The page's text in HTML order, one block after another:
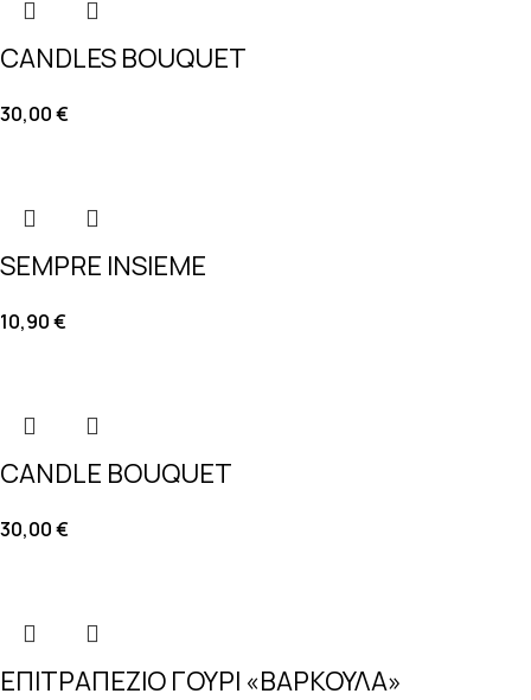
CANDLES BOUQUET
30,00€
SEMPRE INSIEME
10,90€
CANDLE BOUQUET
30,00€
ΕΠΙΤΡΑΠΕΖΙΟ ΓΟΥΡΙ «ΒΑΡΚΟΥΛΑ»